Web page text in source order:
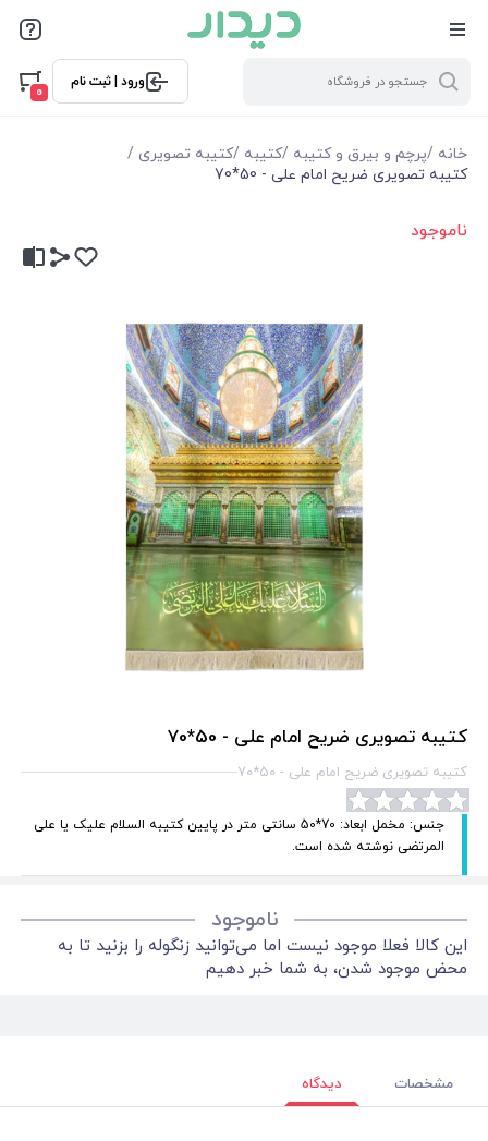
ورود | ثبت نام
0
خانه /پرچم و بیرق و کتیبه /کتیبه /کتیبه تصویری /
کتیبه تصویری ضریح امام علی - 50*70
ناموجود
کتیبه تصویری ضریح امام علی - 50*70
کتیبه تصویری ضریح امام علی - 50*70
جنس: مخمل ابعاد: 70*50 سانتی متر در پایین کتیبه السلام علیک یا علی
المرتضی نوشته شده است.
ناموجود
این کالا فعلا موجود نیست اما می‌توانید زنگوله را بزنید تا به
محض موجود شدن، به شما خبر دهیم
مشخصات دیدگاه